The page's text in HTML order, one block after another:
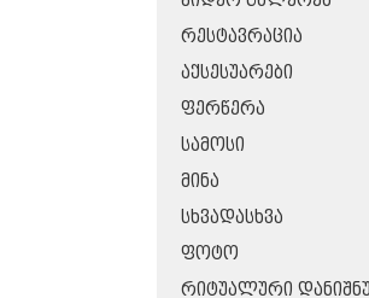
ᲠᲔᲡᲢᲐᲕᲠᲐᲪᲘᲐ
ᲐᲥᲡᲔᲡᲣᲐᲠᲔᲑᲘ
ᲤᲔᲠᲬᲔᲠᲐ
ᲡᲐᲛᲝᲡᲘ
ᲛᲘᲜᲐ
ᲡᲮᲕᲐᲓᲐᲡᲮᲕᲐ
ᲤᲝᲢᲝ
ᲠᲘᲢᲣᲐᲚᲣᲠᲘ